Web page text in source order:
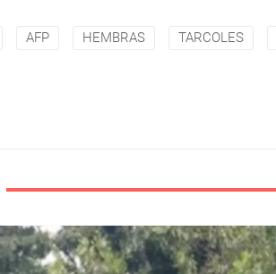
AFP HEMBRAS TARCOLES